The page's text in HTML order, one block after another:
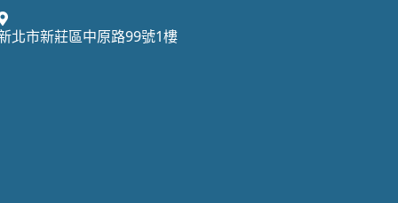
北市新莊區中原路99號1樓